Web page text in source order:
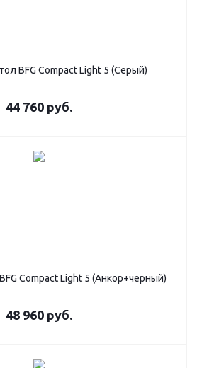
BFG Compact Light 5 (Серый)
44 760 руб.
Compact Light 5 (Анкор+черный)
48 960 руб.